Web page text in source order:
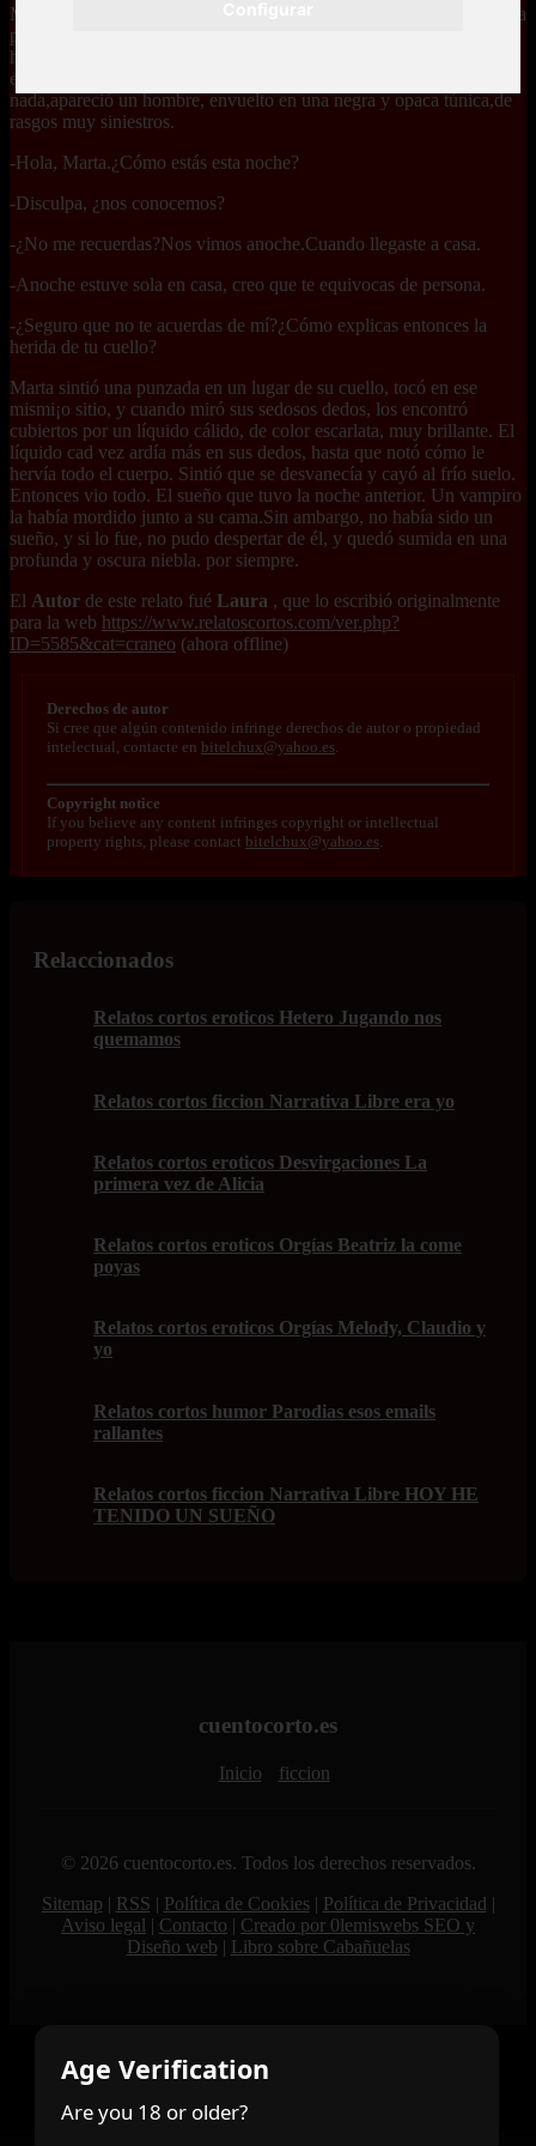
Marta.>Mientras se disponía a comenzar la rutina, intentaba borrar la
preocupación, que cada vez era más intensa. Hasta que captó lo que
hacía distinta la noche. Era la oscuridad que la acechaba.Entonces
empazó a sentirse perseguida. Repentinamente, y como salido de la
nada,apareció un hombre, envuelto en una negra y opaca túnica,de
rasgos muy siniestros.
-Hola, Marta.¿Cómo estás esta noche?
-Disculpa, ¿nos conocemos?
-¿No me recuerdas?Nos vimos anoche.Cuando llegaste a casa.
-Anoche estuve sola en casa, creo que te equivocas de persona.
-¿Seguro que no te acuerdas de mí?¿Cómo explicas entonces la
herida de tu cuello?
Marta sintió una punzada en un lugar de su cuello, tocó en ese
mismi¡o sitio, y cuando miró sus sedosos dedos, los encontró
cubiertos por un líquido cálido, de color escarlata, muy brillante. El
líquido cad vez ardía más en sus dedos, hasta que notó cómo le
hervía todo el cuerpo. Sintió que se desvanecía y cayó al frío suelo.
Entonces vio todo. El sueño que tuvo la noche anterior. Un vampiro
la había mordido junto a su cama.Sin ambargo, no había sido un
sueño, y si lo fue, no pudo despertar de él, y quedó sumida en una
profunda y oscura niebla. por siempre.
El Autor de este relato fué Laura , que lo escribió originalmente
para la web https://www.relatoscortos.com/ver.php?
ID=5585&cat=craneo (ahora offline)
Derechos de autor
Si cree que algún contenido infringe derechos de autor o propiedad
intelectual, contacte en bitelchux@yahoo.es
Copyright notice
If you believe any content infringes copyright or intellectual
property rights, please contact bitelchux@yahoo.es
Relaccionados
Relatos cortos eroticos Hetero Jugando nos
quemamos
Relatos cortos ficcion Narrativa Libre era yo
Relatos cortos eroticos Desvirgaciones La
primera vez de Alicia
Relatos cortos eroticos Orgías Beatriz la come
poyas
Relatos cortos eroticos Orgías Melody, Claudio y
yo
Relatos cortos humor Parodias esos emails
rallantes
Relatos cortos ficcion Narrativa Libre HOY HE
TENIDO UN SUEÑO
cuentocorto.es
Inicio ficcion
© 2026 cuentocorto.es. Todos los derechos reservados.
Sitemap | RSS | Política de Cookies| Política de Privacidad |
Aviso legal | Contacto | Creado por 0lemiswebs SEO y
Diseño web | Libro sobre Cabañuelas
Age Verification
Are you 18 or older?